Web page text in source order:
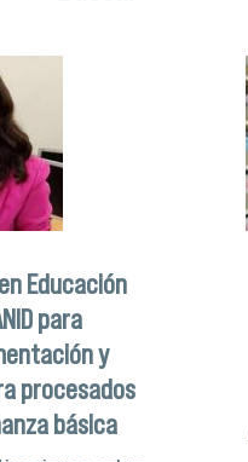
Educación
para
y
procesados
básica